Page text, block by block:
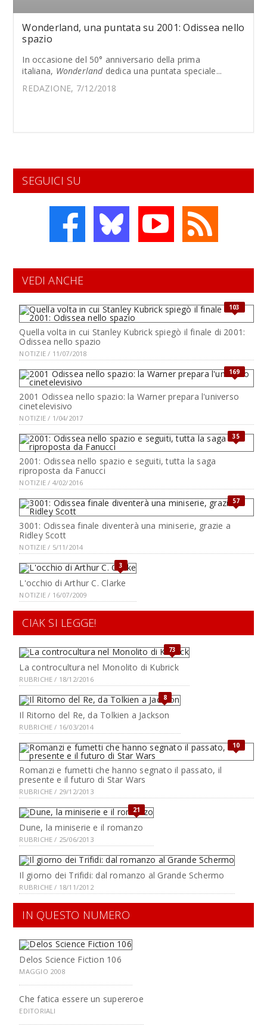
Wonderland, una puntata su 2001: Odissea nello
spazio
In occasione del 50° anniversario della prima
italiana, Wonderlanddedica una puntata speciale...
REDAZIONE, 7/12/2018
SEGUICI SU
VEDI ANCHE
103
Quella volta in cui Stanley Kubrick spiegò il finale di 2001:
Odissea nello spazio
NOTIZIE / 11/07/2018
169
2001 Odissea nello spazio: la Warner prepara l'universo
cinetelevisivo
NOTIZIE / 1/04/2017
35
2001: Odissea nello spazio e seguiti, tutta la saga
riproposta da Fanucci
NOTIZIE / 4/02/2016
57
3001: Odissea finale diventerà una miniserie, grazie a
Ridley Scott
NOTIZIE / 5/11/2014
3
L'occhio di Arthur C. Clarke
NOTIZIE / 16/07/2009
CIAK SI LEGGE!
73
La controcultura nel Monolito di Kubrick
RUBRICHE / 18/12/2016
8
Il Ritorno del Re, da Tolkien a Jackson
RUBRICHE / 16/03/2014
10
Romanzi e fumetti che hanno segnato il passato, il
presente e il futuro di Star Wars
RUBRICHE / 29/12/2013
21
Dune, la miniserie e il romanzo
RUBRICHE / 25/06/2013
Il giorno dei Trifidi: dal romanzo al Grande Schermo
RUBRICHE / 18/11/2012
IN QUESTO NUMERO
Delos Science Fiction 106
MAGGIO 2008
Che fatica essere un supereroe
EDITORIALI